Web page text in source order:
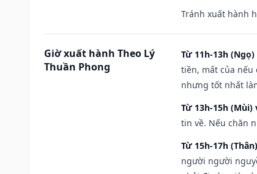
Tránh xuất hành
Giờ xuất hành Theo Lý
Thuần Phong
Từ 11h-13h
tiền, mất của
nhưng tốt nhất
Từ 13h-15h (Mùi)
tin về. Nếu chăn
Từ 15h-17h
người người